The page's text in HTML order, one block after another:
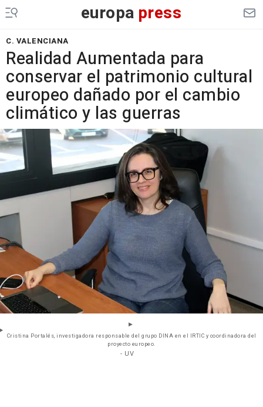
europa press
C. VALENCIANA
Realidad Aumentada para
conservar el patrimonio cultural
europeo dañado por el cambio
climático y las guerras
Cristina Portalés, investigadora responsable del grupo DINA en el IRTIC y coordinadora del
proyecto europeo.
- UV